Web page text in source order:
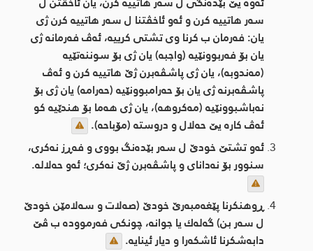
سەر هاتییە کرن و ئەو ئاخڤتنا ل سه‌ر هاتییه‌ كرن ژی
یان: فەرمان ب كرنا وی تشتی كرییه‌، ئه‌ڤ فه‌رمانه‌ ژی
یان بۆ فه‌ربوونێیه (واجبه‌)‌ یان ژی بۆ سوننه‌تێیه
(مه‌ندوبه‌)‌، یان ژی پاشڤه‌برن ژێ هاتییه ‌كرن و ئه‌ڤ
پاشڤه‌برنه‌ ژی یان بۆ حه‌رامبوونێیه‌ (حه‌رامه‌) یان ژی بۆ
نه‌باشبوونێیه (مه‌كروهه‌)، یان ژی هه‌ما بۆ هندێیه‌ كو
ئه‌ڤ كاره‌ یێ حه‌لال و دروسته (مۆباحه‌)‌.
ئەو تشتێ خودێ ل سەر بێدەنگ بووی و فەڕز نەکری،
سنوور بۆ نه‌دانای و پاشڤه‌برن ژێ نەکری؛ ئەو حەلالە.
ڕوهنکرنا پێغەمبەرێ خودێ (صەلات و سەلامێن خودێ
ل سەر بن) گەلەك یا جوانە، چونکی فەرموودە ب ڤێ
دابەشکرنا ئاشکه‌را و دیار ئینایە.